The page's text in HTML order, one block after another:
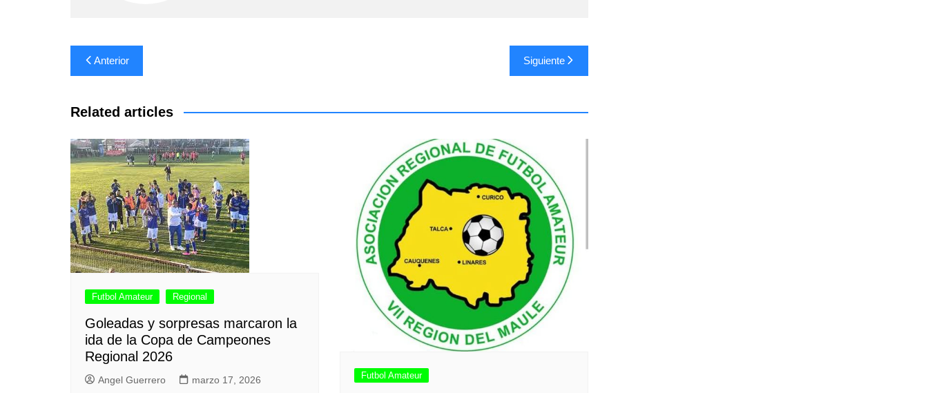
Navegación
de
entradas
Anterior Siguiente
Related articles
Futbol Amateur Regional
Goleadas y sorpresas marcaron la
ida de la Copa de Campeones
Regional 2026
Angel Guerrero marzo 17, 2026 Futbol Amateur